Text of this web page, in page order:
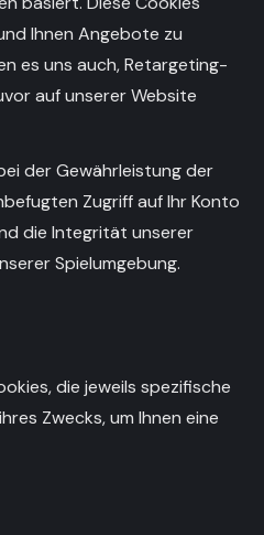
Ihnen Angebote zu
es uns auch, Retargeting-
auf unserer Website
der Gewährleistung der
Zugriff auf Ihr Konto
die Integrität unserer
Spielumgebung.
die jeweils spezifische
Zwecks, um Ihnen eine